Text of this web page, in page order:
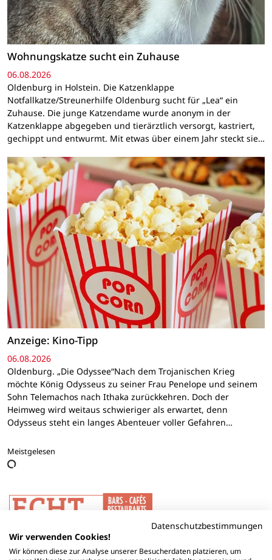
Wohnungskatze sucht ein Zuhause
06.08.2026
Oldenburg in Holstein. Die Katzenklappe
Notfallkatze/Streunerhilfe Oldenburg sucht für „Lea“ ein
Zuhause. Die junge Katzendame wurde anonym in der
Katzenklappe abgegeben und tierärztlich versorgt, kastriert,
gechippt und entwurmt. Mit etwas über einem Jahr steckt sie…
Anzeige: Kino-Tipp
06.08.2026
Oldenburg. „Die Odyssee“Nach dem Trojanischen Krieg
möchte König Odysseus zu seiner Frau Penelope und seinem
Sohn Telemachos nach Ithaka zurückkehren. Doch der
Heimweg wird weitaus schwieriger als erwartet, denn
Odysseus steht ein langes Abenteuer voller Gefahren…
Meistgelesen
Datenschutzbestimmungen
Wir verwenden Cookies!
Wir können diese zur Analyse unserer Besucherdaten platzieren, um